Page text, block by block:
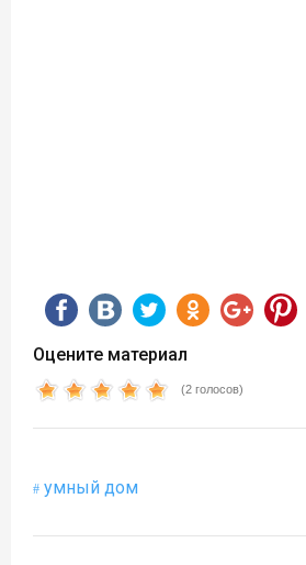
Оцените материал
(2 голосов)
умный дом